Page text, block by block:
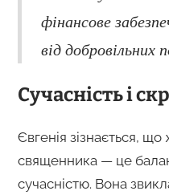
фінансове
від добровільних
Сучасність і
Євгенія зізнається,
священника — це
сучасністю. Вона